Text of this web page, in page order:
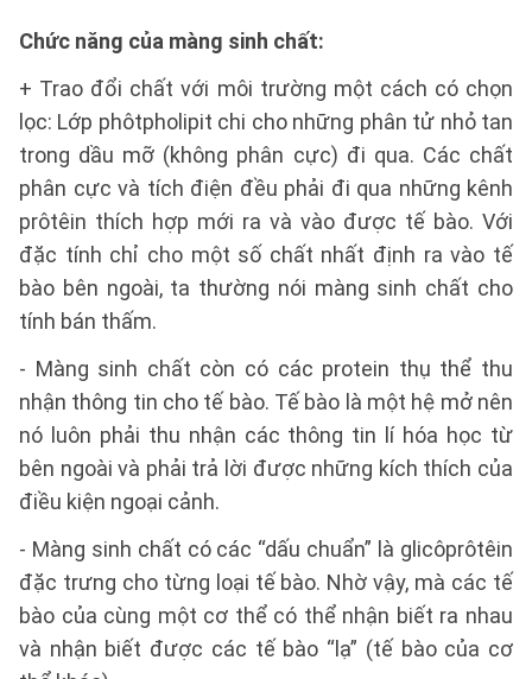
Chức năng của màng sinh chất:
+ Trao đổi chất với môi trường một cách có chọn
lọc: Lớp phôtpholipit chi cho những phân tử nhỏ tan
trong dầu mỡ (không phân cực) đi qua. Các chất
phân cực và tích điện đều phải đi qua những kênh
prôtêin thích hợp mới ra và vào được tế bào. Với
đặc tính chỉ cho một số chất nhất định ra vào tế
bào bên ngoài, ta thường nói màng sinh chất cho
tính bán thấm.
- Màng sinh chất còn có các protein thụ thể thu
nhận thông tin cho tế bào. Tế bào là một hệ mở nên
nó luôn phải thu nhận các thông tin lí hóa học từ
bên ngoài và phải trả lời được những kích thích của
điều kiện ngoại cảnh.
- Màng sinh chất có các “dấu chuẩn” là glicôprôtêin
đặc trưng cho từng loại tế bào. Nhờ vậy, mà các tế
bào của cùng một cơ thể có thể nhận biết ra nhau
và nhận biết được các tế bào “lạ” (tế bào của cơ